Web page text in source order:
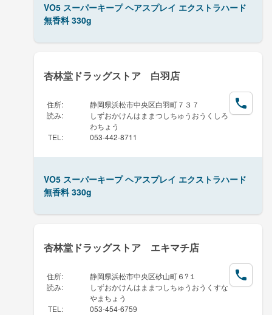
VO5 スーパーキープ ヘアスプレイ エクストラハード
無香料 330g
杏林堂ドラッグストア 白羽店
住所:
静岡県浜松市中央区白羽町７３７
読み:
しずおかけんはままつしちゅうおうくしろ
わちょう
TEL : 053-442-8711
VO5 スーパーキープ ヘアスプレイ エクストラハード
無香料 330g
杏林堂ドラッグストア エキマチ店
住所:
静岡県浜松市中央区砂山町６?１
読み:
しずおかけんはままつしちゅうおうくすな
やまちょう
TEL : 053-454-6759